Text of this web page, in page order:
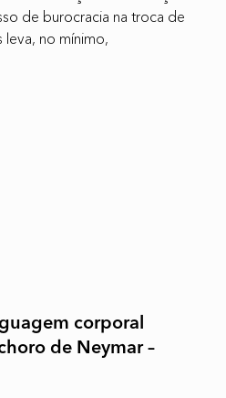
de burocracia na troca de
leva, no mínimo,
corporal
de Neymar –